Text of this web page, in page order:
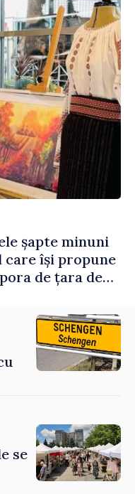
șapte minuni
care își propune
de țara de
se